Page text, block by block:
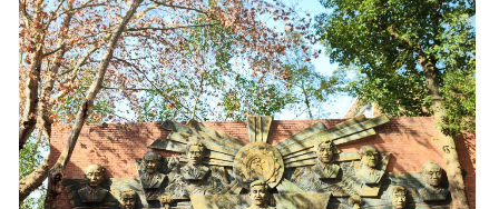
科研概况 学术动态 科研平台 科研办事流程
学生活动 创业就业 奖助学金